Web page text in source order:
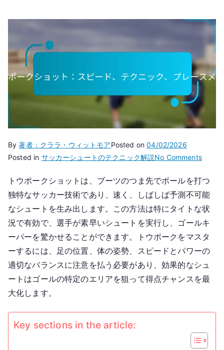
By著者：クララ・ウィットモアPosted on04/02/2026
Posted in サッカーシュートのテクニック解説No Commentson
ウ
ポ
ー
ク
シ
ッ
ト：
ス
テ
ク
トウポークショットは、ブーツのつま先でボールを打つ
独特なサッカー技術であり、速く、しばしば予測不可能
なシュートを生み出します。この方法は特にタイトな状
況で有効で、選手が素早いシュートを実行し、ゴールキ
ーパーを驚かせることができます。トウポークをマスタ
ーするには、足の位置、体の姿勢、スピードとパワーの
適切なバランスに注意を払う必要があり、効果的なシュ
ートはゴールの特定のエリアを狙って得点チャンスを最
大化します。
Key sections in the article: